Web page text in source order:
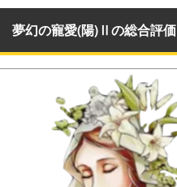
夢幻の寵愛(陽)Ⅱの総合評価